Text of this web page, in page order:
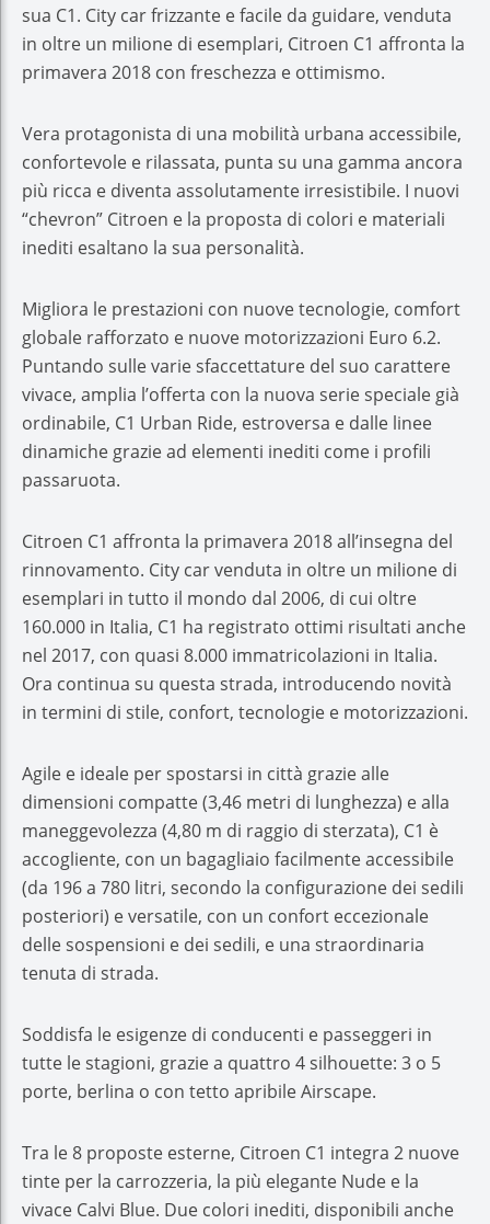
sua C1. City car frizzante e facile da guidare, venduta
in oltre un milione di esemplari, Citroen C1 affronta la
primavera 2018 con freschezza e ottimismo.
Vera protagonista di una mobilità urbana accessibile,
confortevole e rilassata, punta su una gamma ancora
più ricca e diventa assolutamente irresistibile. I nuovi
“chevron” Citroen e la proposta di colori e materiali
inediti esaltano la sua personalità.
Migliora le prestazioni con nuove tecnologie, comfort
globale rafforzato e nuove motorizzazioni Euro 6.2.
Puntando sulle varie sfaccettature del suo carattere
vivace, amplia l’offerta con la nuova serie speciale già
ordinabile, C1 Urban Ride, estroversa e dalle linee
dinamiche grazie ad elementi inediti come i profili
passaruota.
Citroen C1 affronta la primavera 2018 all’insegna del
rinnovamento. City car venduta in oltre un milione di
esemplari in tutto il mondo dal 2006, di cui oltre
160.000 in Italia, C1 ha registrato ottimi risultati anche
nel 2017, con quasi 8.000 immatricolazioni in Italia.
Ora continua su questa strada, introducendo novità
in termini di stile, confort, tecnologie e motorizzazioni.
Agile e ideale per spostarsi in città grazie alle
dimensioni compatte (3,46 metri di lunghezza) e alla
maneggevolezza (4,80 m di raggio di sterzata), C1 è
accogliente, con un bagagliaio facilmente accessibile
(da 196 a 780 litri, secondo la configurazione dei sedili
posteriori) e versatile, con un confort eccezionale
delle sospensioni e dei sedili, e una straordinaria
tenuta di strada.
Soddisfa le esigenze di conducenti e passeggeri in
tutte le stagioni, grazie a quattro 4 silhouette: 3 o 5
porte, berlina o con tetto apribile Airscape.
Tra le 8 proposte esterne, Citroen C1 integra 2 nuove
tinte per la carrozzeria, la più elegante Nude e la
vivace Calvi Blue. Due colori inediti, disponibili anche